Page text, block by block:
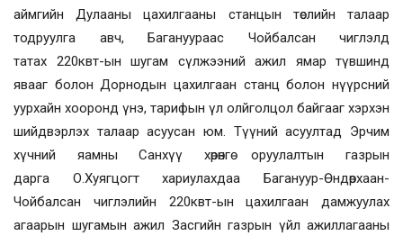
аймгийн Дулааны цахилгааны станцын төслийн талаар
тодруулга авч, Багануураас Чойбалсан чиглэлд
татах 220квт-ын шугам сүлжээний ажил ямар түвшинд
явааг болон Дорнодын цахилгаан станц болон нүүрсний
уурхайн хооронд үнэ, тарифын үл олйголцол байгааг хэрхэн
шийдвэрлэх талаар асуусан юм. Түүний асуултад Эрчим
хүчний яамныСанхүү хөрөнгө оруулалтын газрын
дарга О.ХуягцогтхариулахдааБагануур-Өндөрхаан-
Чойбалсан чиглэлийн 220квт-ынцахилгаан дамжуулах
агаарын шугамын ажил Засгийн газрын үйл ажиллагааны